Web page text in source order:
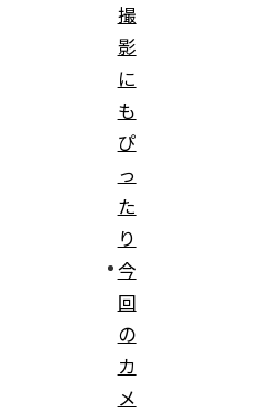
撮
影
に
も
ぴ
っ
た
り
今
回
の
カ
メ